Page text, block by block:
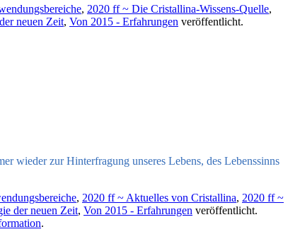
, 2020 ff ~ Die Cristallina-Wissens-Quelle,
neuen Zeit, Von 2015 - Erfahrungen veröffentlicht.
wieder zur Hinterfragung unseres Lebens, des Lebenssinns
, 2020 ff ~ Aktuelles von Cristallina, 2020 ff ~
der neuen Zeit, Von 2015 - Erfahrungen veröffentlicht.
.